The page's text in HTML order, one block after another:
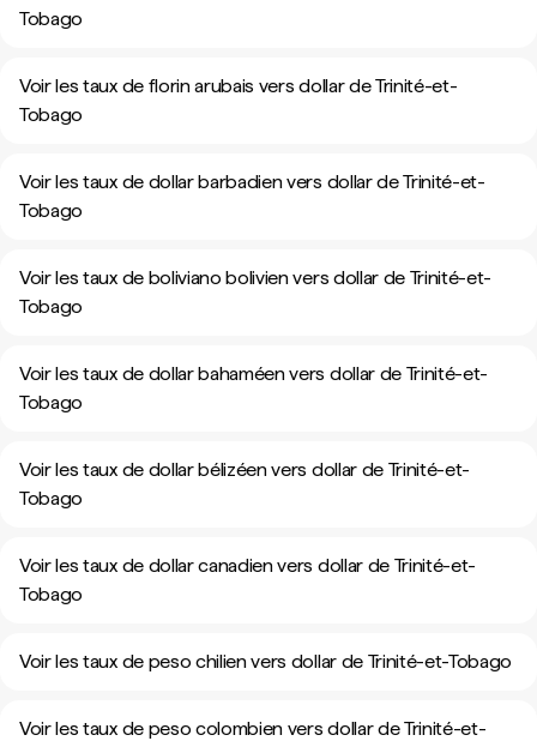
Tobago
Voir les taux de florin arubais vers dollar de Trinité-et-
Tobago
Voir les taux de dollar barbadien vers dollar de Trinité-et-
Tobago
Voir les taux de boliviano bolivien vers dollar de Trinité-et-
Tobago
Voir les taux de dollar bahaméen vers dollar de Trinité-et-
Tobago
Voir les taux de dollar bélizéen vers dollar de Trinité-et-
Tobago
Voir les taux de dollar canadien vers dollar de Trinité-et-
Tobago
Voir les taux de peso chilien vers dollar de Trinité-et-Tobago
Voir les taux de peso colombien vers dollar de Trinité-et-